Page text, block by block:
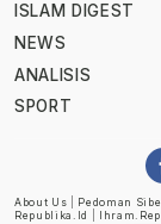
ISLAM DIGEST
NEWS
ANALISIS
SPORT
About Us Pedoman
Republika.id